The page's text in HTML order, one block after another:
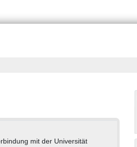
mit der Universität